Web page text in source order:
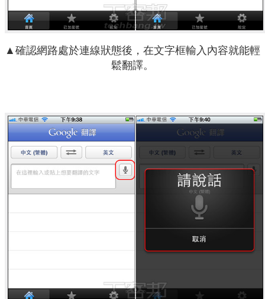
▲確認網路處於連線狀態後，在文字框輸入內容就能輕
鬆翻譯。